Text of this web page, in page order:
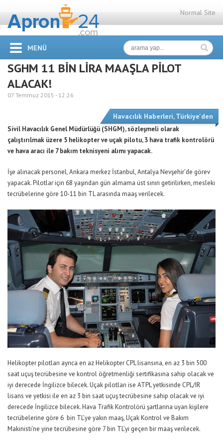
Normal Site
MENÜ
SGHM 11 BİN LİRA MAAŞLA PİLOT
ALACAK!
07 Temmuz 2015 - 12:26
Havacılık Haberleri,Türkiye'den
Sivil Havacılık Genel Müdürlüğü (SHGM), sözleşmeli olarak
çalıştırılmak üzere 5 helikopter ve uçak pilotu, 3 hava trafik kontrolörü
ve hava aracı ile 7 bakım teknisyeni alımı yapacak.
İşe alınacak personel, Ankara merkez İstanbul, Antalya Nevşehir’de görev
yapacak. Pilotlar için 68 yaşından gün almama üst sınırı getirilirken, mesleki
tecrübelerine göre 10-11 bin TL arasında maaş verilecek.
Helikopter pilotları ayrıca en az Helikopter CPL lisansına, en az 3 bin 500
saat uçuş tecrübesine ve kontrol öğretmenliği sertifikasına sahip olacak ve
iyi derecede İngilizce bilecek. Uçak pilotları ise ATPL yetkisinde CPL/IR
lisans ve yetkisi ile en az 3 bin saat uçuş tecrübesine sahip olacak ve iyi
derecede İngilizce bilecek. Hava Trafik Kontrolörü şartlarına uyan kişilere
tecrübelerine göre 6 bin TL’ye yakın maaş, Uçak Kontrol ve Bakım
Makinisti’ne yine tecrübesine göre 7 bin TL’yi geçen bir maaş verilecek.